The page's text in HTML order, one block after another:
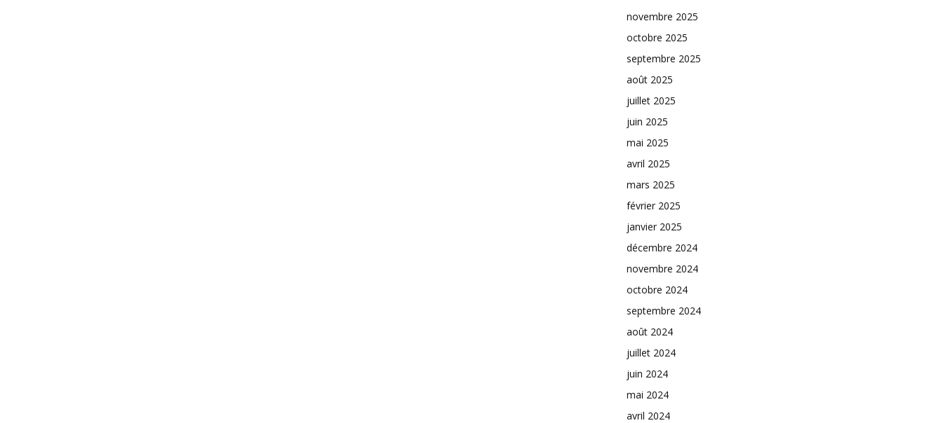
novembre 2025
octobre 2025
septembre 2025
août 2025
juillet 2025
juin 2025
mai 2025
avril 2025
mars 2025
février 2025
janvier 2025
décembre 2024
novembre 2024
octobre 2024
septembre 2024
août 2024
juillet 2024
juin 2024
mai 2024
avril 2024